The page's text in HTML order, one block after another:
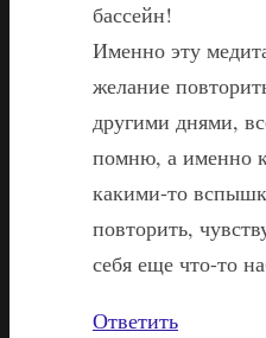
бассейн!
Именно эту
желание
другими днями,
помню, а именно
какими-то
повторить,
себя еще что-то
Ответить